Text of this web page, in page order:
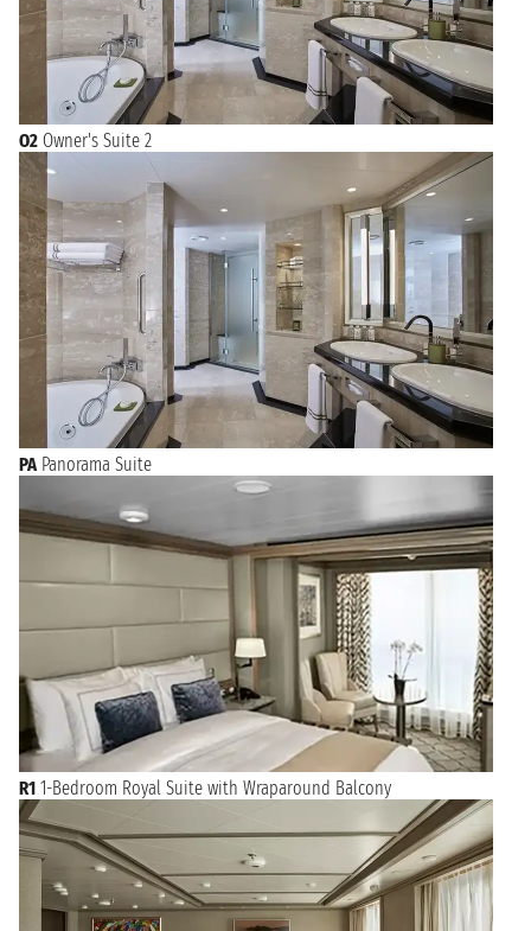
O2 Owner's Suite 2
PA Panorama Suite
R1 1-Bedroom Royal Suite with Wraparound Balcony